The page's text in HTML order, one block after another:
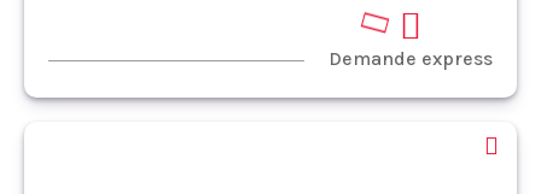
Demande express